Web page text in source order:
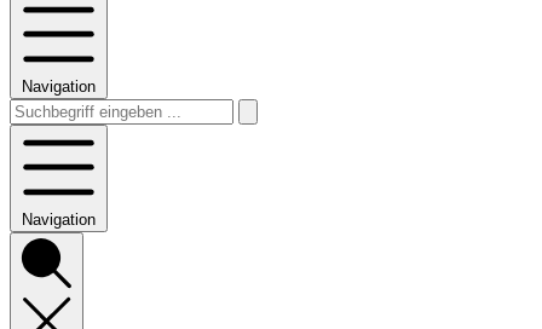
Navigation
Navigation